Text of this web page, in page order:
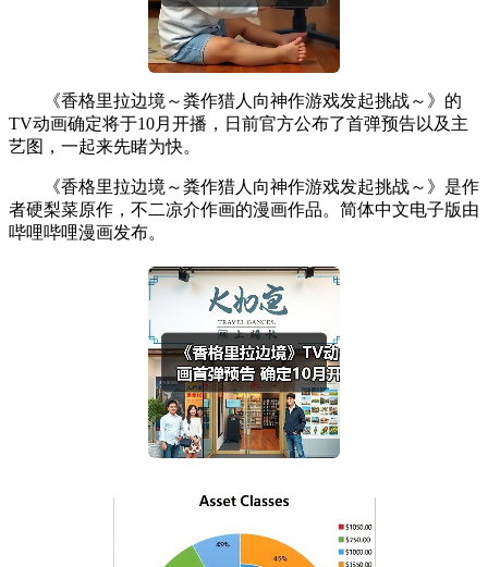
《香格里拉边境～粪作猎人向神作游戏发起挑战～》的
TV动画确定将于10月开播，日前官方公布了首弹预告以及主
艺图，一起来先睹为快。
《香格里拉边境～粪作猎人向神作游戏发起挑战～》是作
者硬梨菜原作，不二凉介作画的漫画作品。简体中文电子版由
哔哩哔哩漫画发布。